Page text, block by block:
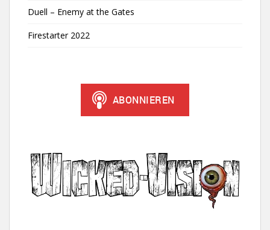
Duell – Enemy at the Gates
Firestarter 2022